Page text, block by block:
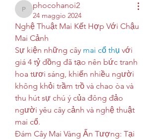
phocohanoi2
phocohanoi2
24 maggio 2024
Nghệ Thuật Mai Kết Hợp Với Chậu
Mai Cảnh
Sự kiện những cây mai cổ thụ với
giá 4 tỷ đồng đã tạo nên bức tranh
hoa tươi sáng, khiến nhiều người
không khỏi trầm trồ và chao òa và
thu hút sự chú ý của đông đảo
người yêu cây cảnh và nghệ thuật
mai cổ.
Đám Cây Mai Vàng Ấn Tượng: Tại